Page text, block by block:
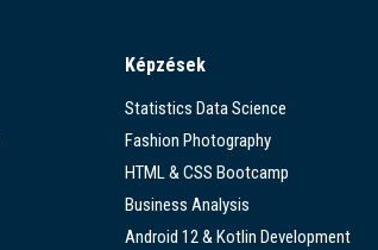
Képzések
Statistics Data Science
Fashion Photography
HTML & CSS Bootcamp
Business Analysis
Android 12 & Kotlin Development